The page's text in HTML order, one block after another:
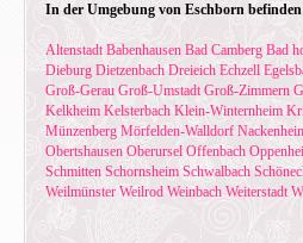
In der Umgebung von Eschborn
Altenstadt Babenhausen Bad Camberg Bad
Dieburg Dietzenbach Dreieich Echzell
Groß-Gerau Groß-Umstadt Groß-Zimmern
Kelkheim Kelsterbach Klein-Winternheim
Münzenberg Mörfelden-Walldorf
Obertshausen Oberursel Offenbach
Schmitten Schornsheim Schwalbach
Weilmünster Weilrod Weinbach Weiterstadt